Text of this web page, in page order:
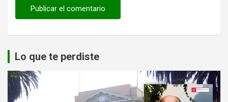
Lo que te perdiste